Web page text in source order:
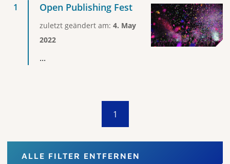
Open Publishing Fest
zuletzt geändert am: 4. May
2022
...
1
ALLE FILTER ENTFERNEN